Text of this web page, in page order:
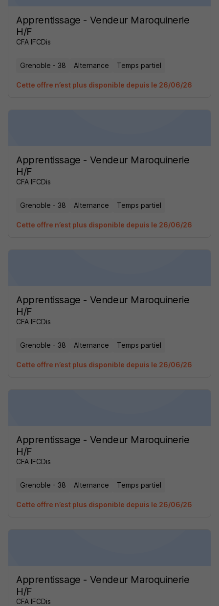
Apprentissage - Vendeur Maroquinerie
H/F
CFA IFCDis
Grenoble - 38 Alternance Temps partiel
Cette offre n’est plus disponible depuis le 26/06/26
Apprentissage - Vendeur Maroquinerie
H/F
CFA IFCDis
Grenoble - 38 Alternance Temps partiel
Cette offre n’est plus disponible depuis le 26/06/26
Apprentissage - Vendeur Maroquinerie
H/F
CFA IFCDis
Grenoble - 38 Alternance Temps partiel
Cette offre n’est plus disponible depuis le 26/06/26
Apprentissage - Vendeur Maroquinerie
H/F
CFA IFCDis
Grenoble - 38 Alternance Temps partiel
Cette offre n’est plus disponible depuis le 26/06/26
Apprentissage - Vendeur Maroquinerie
H/F
CFA IFCDis